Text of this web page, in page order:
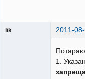
lik 2011-
1.